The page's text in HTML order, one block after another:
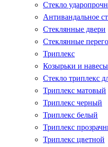
Стекло
Антивандальное
Стеклянные двери
Стеклянные
Триплекс
Козырьки и
Стекло триплекс
Триплекс матовый
Триплекс черный
Триплекс белый
Триплекс
Триплекс цветной